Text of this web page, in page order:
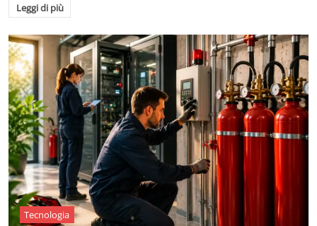
Leggi di più
Tecnologia